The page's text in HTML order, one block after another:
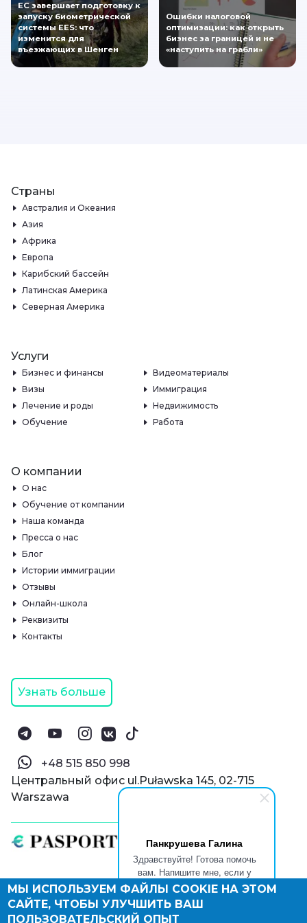
Панкрушева Галина
Здравствуйте! Готова помочь
вам. Напишите мне, если у
вас появятся вопросы.
ЕС завершает подготовку к
запуску биометрической
системы EES: что
изменится для
въезжающих в Шенген
Ошибки налоговой
оптимизации: как открыть
бизнес за границей и не
«наступить на грабли»
© Паспорт Онлайн 2019—2026
Политика конфиденциальности
Оферта и конфиденциальность:РФ
Страны
Австралия и Океания
Азия
Африка
Европа
Карибский бассейн
Латинская Америка
Северная Америка
Услуги
Бизнес и финансы
Видеоматериалы
Визы
Иммиграция
Лечение и роды
Недвижимость
Обучение
Работа
О компании
О нас
Обучение от компании
Наша команда
Пресса о нас
Блог
Истории иммиграции
Отзывы
Онлайн-школа
Реквизиты
Контакты
Узнать больше
‪+48 515 850 998‬
Центральный офис ul.Puławska 145, 02-715
Warszawa
МЫ ИСПОЛЬЗУЕМ ФАЙЛЫ COOKIE НА ЭТОМ
САЙТЕ, ЧТОБЫ УЛУЧШИТЬ ВАШ
ПОЛЬЗОВАТЕЛЬСКИЙ ОПЫТ